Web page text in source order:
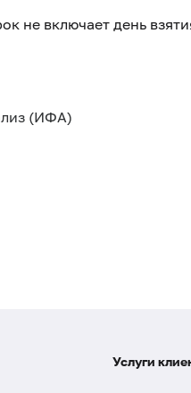
не включает день
(ИФА)
Услуги